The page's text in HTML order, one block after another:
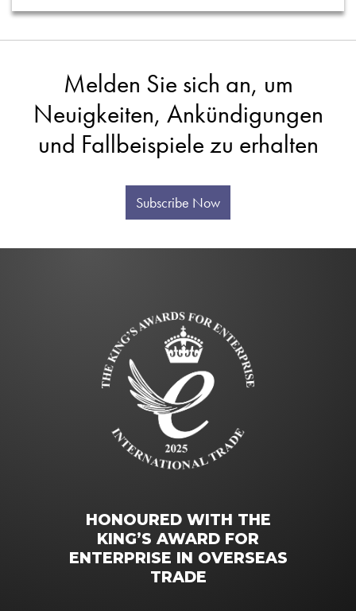
Melden Sie sich an, um
Neuigkeiten, Ankündigungen
und Fallbeispiele zu erhalten
Subscribe Now
HONOURED WITH THE
KING’S AWARD FOR
ENTERPRISE IN OVERSEAS
TRADE